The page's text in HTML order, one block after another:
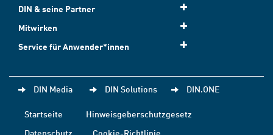
DIN & seine Partner
Mitwirken
Service für Anwender*innen
DIN Media DIN Solutions DIN.ONE
Startseite
Hinweisgeberschutzgesetz
Datenschutz
Cookie-Richtlinie